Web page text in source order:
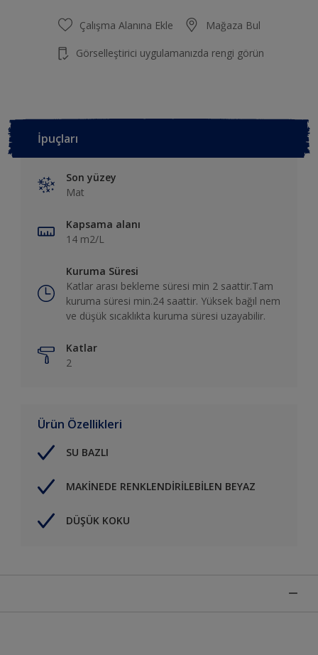
Çalışma Alanına Ekle Mağaza Bul
Görselleştirici uygulamanızda rengi görün
İpuçları
Son yüzey
Mat
Kapsama alanı
14 m2/L
Kuruma Süresi
Katlar arası bekleme süresi min 2 saattir.Tam
kuruma süresi min.24 saattir. Yüksek bağıl nem
ve düşük sıcaklıkta kuruma süresi uzayabilir.
Katlar
2
Ürün Özellikleri
SU BAZLI
MAKİNEDE RENKLENDİRİLEBİLEN BEYAZ
DÜŞÜK KOKU